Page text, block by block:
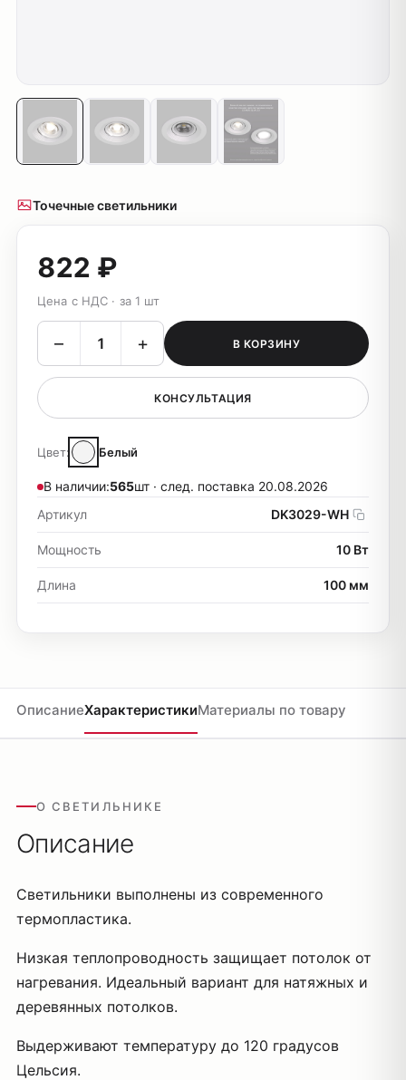
Точечные светильники
822 ₽
Цена с НДС · за 1 шт
– + В КОРЗИНУ
КОНСУЛЬТАЦИЯ
Цвет: Белый
В наличии:565шт · след. поставка 20.08.2026
Артикул
DK3029-WH
Мощность 10 Вт
Длина 100 мм
ОписаниеХарактеристикиМатериалы по товару
О СВЕТИЛЬНИКЕ
Описание
Светильники выполнены из современного
термопластика.
Низкая теплопроводность защищает потолок от
нагревания. Идеальный вариант для натяжных и
деревянных потолков.
Выдерживают температуру до 120 градусов
Цельсия.